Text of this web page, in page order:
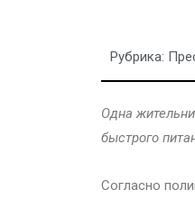
Рубрика:
Одна
быстрого
Согласно